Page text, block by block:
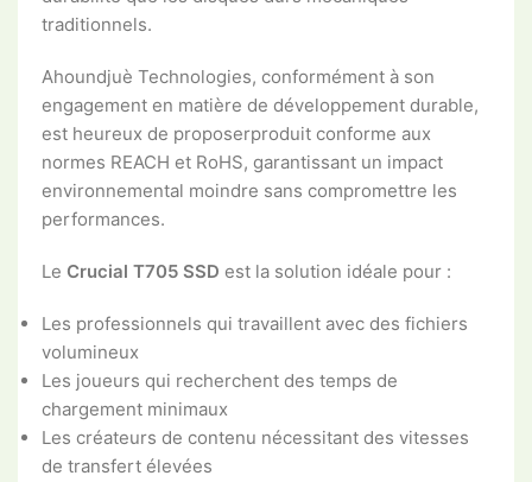
traditionnels.
Ahoundjuè Technologies, conformément à son
engagement en matière de développement durable,
est heureux de proposerproduit conforme aux
normes REACH et RoHS, garantissant un impact
environnemental moindre sans compromettre les
performances.
Le Crucial T705 SSD est la solution idéale pour :
Les professionnels qui travaillent avec des fichiers
volumineux
Les joueurs qui recherchent des temps de
chargement minimaux
Les créateurs de contenu nécessitant des vitesses
de transfert élevées